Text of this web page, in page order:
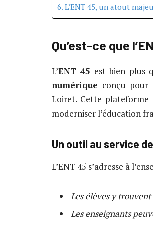
L’ENT 45, un atout
Qu’est-ce que
L’ENT 45 est bien plus
numérique conçu pour
Loiret. Cette plateforme
moderniser l’éducation
Un outil au service
L’ENT 45 s’adresse à
Les élèves y
Les enseignants